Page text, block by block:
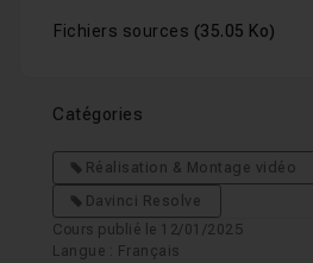
Fichiers sources (35.05 Ko)
Catégories
Réalisation & Montage vidéo
Davinci Resolve
Cours publié le 12/01/2025
Langue : Français